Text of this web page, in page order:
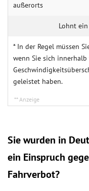
außerorts
* In der Regel müssen
wenn Sie sich
geleistet haben.
Sie wurden in
ein Einspruch
Fahrverbot?